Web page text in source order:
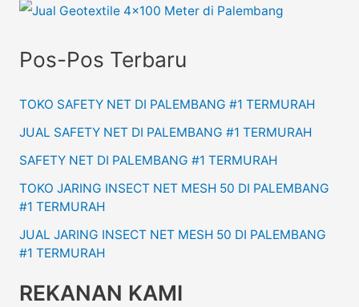
Pos-Pos Terbaru
TOKO SAFETY NET DI PALEMBANG #1 TERMURAH
JUAL SAFETY NET DI PALEMBANG #1 TERMURAH
SAFETY NET DI PALEMBANG #1 TERMURAH
TOKO JARING INSECT NET MESH 50 DI PALEMBANG
#1 TERMURAH
JUAL JARING INSECT NET MESH 50 DI PALEMBANG
#1 TERMURAH
REKANAN KAMI